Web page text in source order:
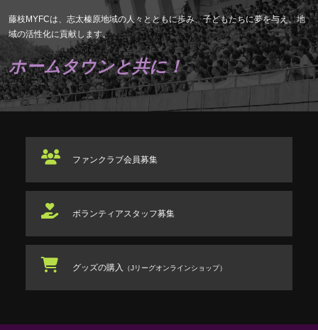
藤枝MYFCは、志太榛原地域の人々とともに歩み、子どもたちに夢を与え、地
域の活性化に貢献します。
ホームタウンと共に！
ファンクラブ会員募集
ボランティアスタッフ募集
グッズの購入 （Jリーグオンラインショップ）